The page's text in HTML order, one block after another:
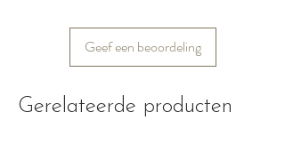
Geef een beoordeling
Gerelateerde producten